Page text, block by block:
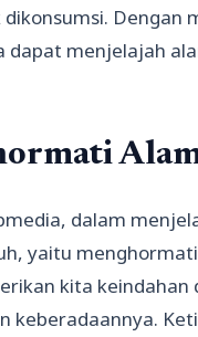
Dengan
dapat menjelajah
dalam
yaitu
kita
keberadaannya.